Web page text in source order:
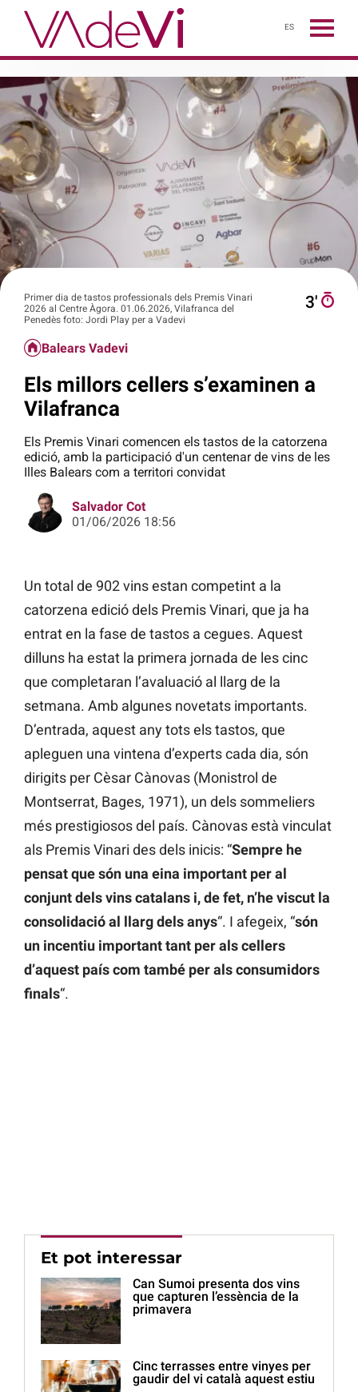
ES
Primer dia de tastos professionals dels Premis Vinari
2026 al Centre Àgora. 01.06.2026, Vilafranca del
Penedès foto: Jordi Play per a Vadevi
3′
Balears Vadevi
Els millors cellers s’examinen a
Vilafranca
Els Premis Vinari comencen els tastos de la catorzena
edició, amb la participació d'un centenar de vins de les
Illes Balears com a territori convidat
Salvador Cot
01/06/2026 18:56
Un total de 902 vins estan competint a la
catorzena edició dels Premis Vinari, que ja ha
entrat en la fase de tastos a cegues. Aquest
dilluns ha estat la primera jornada de les cinc
que completaran l’avaluació al llarg de la
setmana. Amb algunes novetats importants.
D’entrada, aquest any tots els tastos, que
apleguen una vintena d’experts cada dia, són
dirigits per Cèsar Cànovas (Monistrol de
Montserrat, Bages, 1971), un dels sommeliers
més prestigiosos del país. Cànovas està vinculat
als Premis Vinari des dels inicis: “Sempre he
pensat que són una eina important per al
conjunt dels vins catalans i, de fet, n’he viscut la
consolidació al llarg dels anys“. I afegeix, “són
un incentiu important tant per als cellers
d’aquest país com també per als consumidors
finals“.
Et pot interessar
Can Sumoi presenta dos vins
que capturen l’essència de la
primavera
Cinc terrasses entre vinyes per
gaudir del vi català aquest estiu